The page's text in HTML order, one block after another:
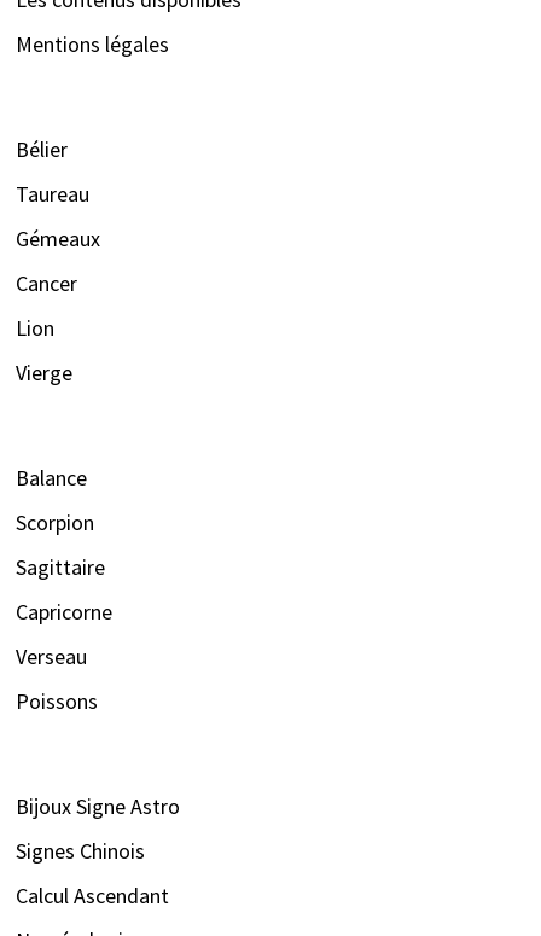
Mentions légales
Bélier
Taureau
Gémeaux
Cancer
Lion
Vierge
Balance
Scorpion
Sagittaire
Capricorne
Verseau
Poissons
Bijoux Signe Astro
Signes Chinois
Calcul Ascendant